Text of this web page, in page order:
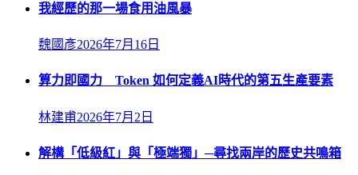
我經歷的那一場食用油風暴
魏國彥2026年7月16日
算力即國力 Token 如何定義AI時代的第五生產要素
林建甫2026年7月2日
解構「低級紅」與「極端獨」─尋找兩岸的歷史共鳴箱